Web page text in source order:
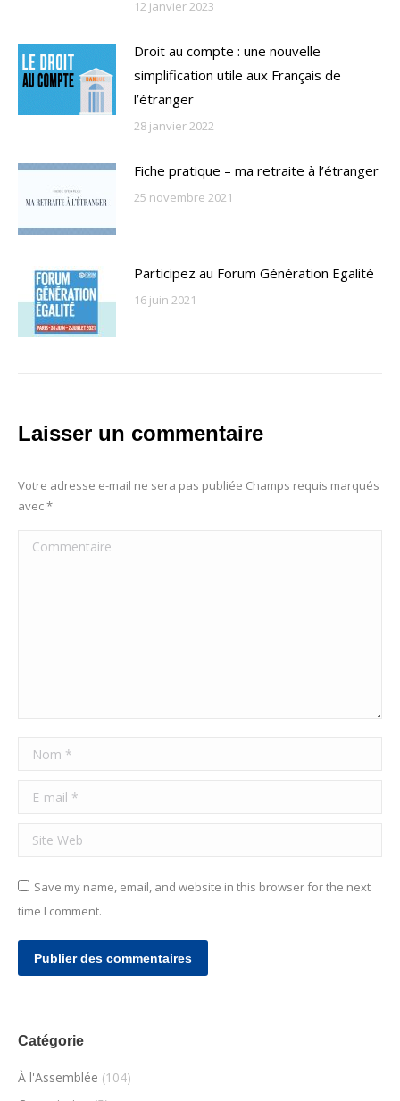
12 janvier 2023
Droit au compte : une nouvelle
simplification utile aux Français de
l’étranger
28 janvier 2022
Fiche pratique – ma retraite à l’étranger
25 novembre 2021
Participez au Forum Génération Egalité
16 juin 2021
Laisser un commentaire
Votre adresse e-mail ne sera pas publiée Champs requis marqués
avec*
Commentaire
Nom *
E-mail *
Site Web
Save my name, email, and website in this browser for the next
time I comment.
Publier des commentaires
Catégorie
À l'Assemblée (104)